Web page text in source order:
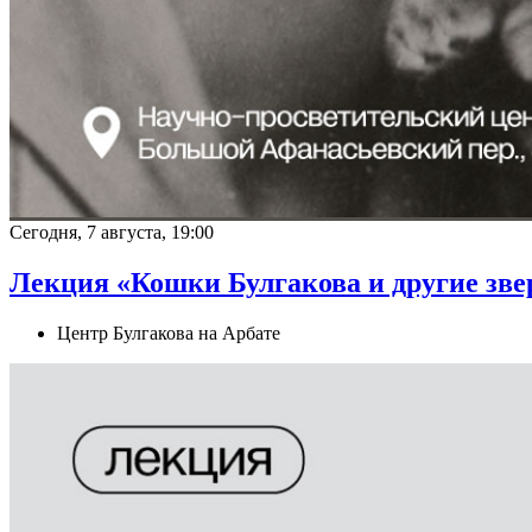
Сегодня, 7 августа, 19:00
Лекция «Кошки Булгакова и другие
Центр Булгакова на Арбате